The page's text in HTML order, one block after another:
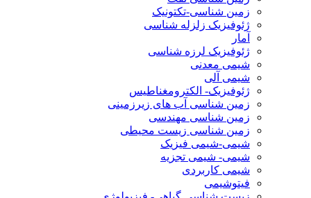
زمین شناسی-تکتونیک
ژئوفیزیک زلزله شناسی
آمار
ژئوفیزیک لرزه شناسی
شیمی معدنی
شیمی آلی
ژئوفیزیک- الکترومغناطیس
زمین شناسی آب های زیرزمینی
زمین شناسی مهندسی
زمین شناسی زیست محیطی
شیمی-شیمی فیزیک
شیمی- شیمی تجزیه
شیمی کاربردی
فیتوشیمی